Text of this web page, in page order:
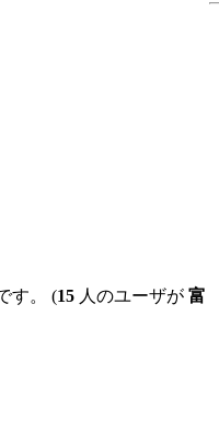
す。 (15 人のユーザが 富